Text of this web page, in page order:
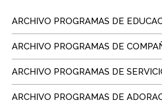
ARCHIVO PROGRAMAS DE
ARCHIVO PROGRAMAS DE
ARCHIVO PROGRAMAS DE
ARCHIVO PROGRAMAS DE